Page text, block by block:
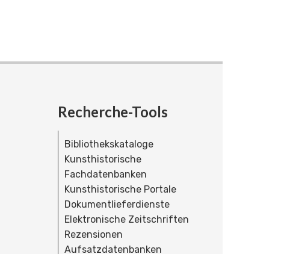
Recherche-Tools
Bibliothekskataloge
Kunsthistorische
Fachdatenbanken
Kunsthistorische Portale
Dokumentlieferdienste
Elektronische Zeitschriften
Rezensionen
Aufsatzdatenbanken